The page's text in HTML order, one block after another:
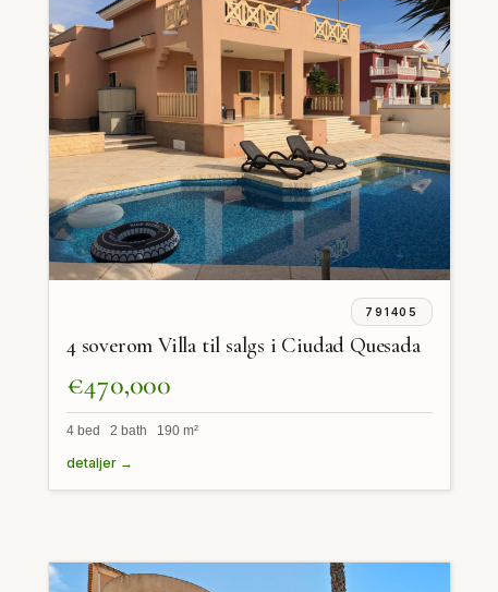
791405
4 soverom Villa til salgs i Ciudad Quesada
€470,000
4 bed 2 bath 190 m²
detaljer →